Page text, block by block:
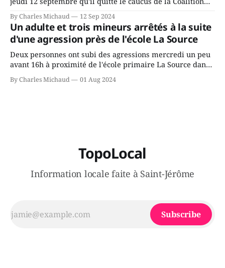
gouvernement de la CAQ, surtout de son incapacité, qu'il
juge chronique, à offrir des
By Charles Michaud 12 Sep 2024
Un adulte et trois mineurs arrêtés à la suite
d'une agression près de l'école La Source
Deux personnes ont subi des agressions mercredi un peu
avant 16h à proximité de l'école primaire La Source dans
victimes aurait été écrasée sous un véhicule et aspergée
By Charles Michaud 01 Aug 2024
TopoLocal
Information locale faite à Saint-Jérôme
Subscribe